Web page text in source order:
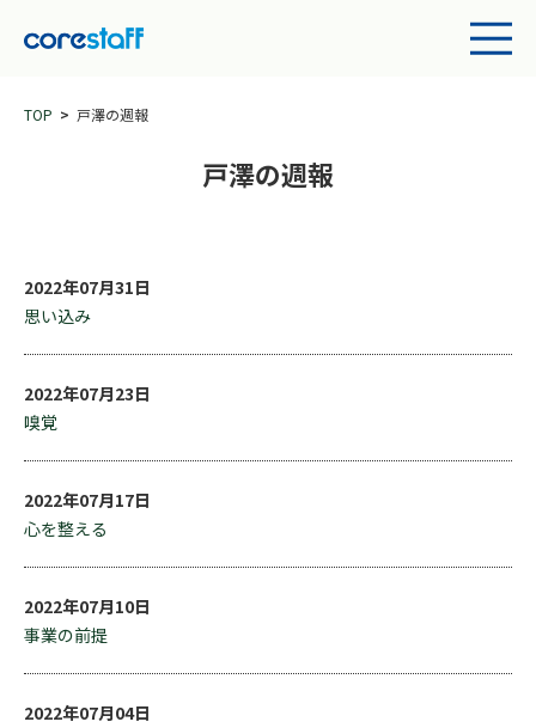
TOP 戸澤の週報
戸澤の週報
2022年07月31日
思い込み
2022年07月23日
嗅覚
2022年07月17日
心を整える
2022年07月10日
事業の前提
2022年07月04日